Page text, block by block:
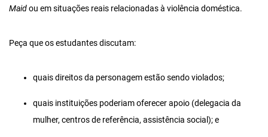
Maidou em situações reais relacionadas à violência doméstica.
Peça que os estudantes discutam:
quais direitos da personagem estão sendo violados;
quais instituições poderiam oferecer apoio (delegacia da
mulher, centros de referência, assistência social); e